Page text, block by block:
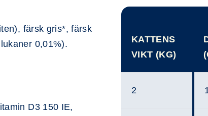
färsk gris*, färsk
0,01%).
D3 150 IE,
KATTENS
VIKT (KG)
2